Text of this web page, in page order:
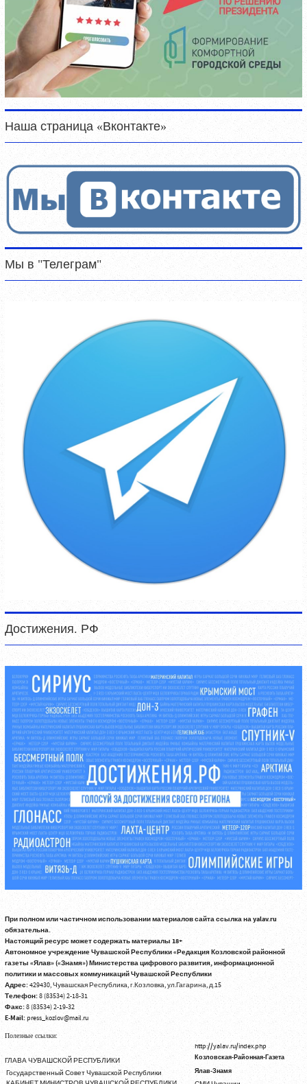
Наша страница «Вконтакте»
Мы в "Телеграм"
Достижения. РФ
При полном или частичном использовании материалов сайта ссылка на yalav.ru
обязательна.
Настоящий ресурс может содержать материалы 18+
Автономное учреждение Чувашской Республики «Редакция Козловской районной
газеты «Ялав» («Знамя») Министерства цифрового развития, информационной
политики и массовых коммуникаций Чувашской Республики
Адрес:429430, Чувашская Республика, г.Козловка, ул.Гагарина, д.15
Телефон:8 (83534) 2-18-31
Факс:8 (83534) 2-19-32
E-Mail:press_kozlov@mail.ru
Полезные ссылки:
ГЛАВА ЧУВАШСКОЙ РЕСПУБЛИКИ
Государственный Совет Чувашской Республики
http://yalav.ru/index.php
Козловская-Районная-Газета
Ялав-Знамя